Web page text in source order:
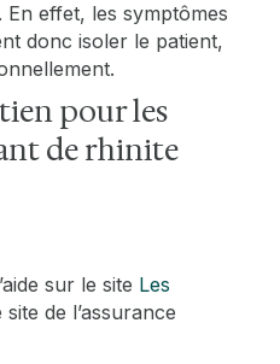
effet, les symptômes
donc isoler le patient,
pour les
de rhinite
sur le site Les
de l’assurance